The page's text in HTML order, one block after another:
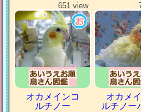
651 view
オカメインコ
ルチノー
オカメ
ルチノー